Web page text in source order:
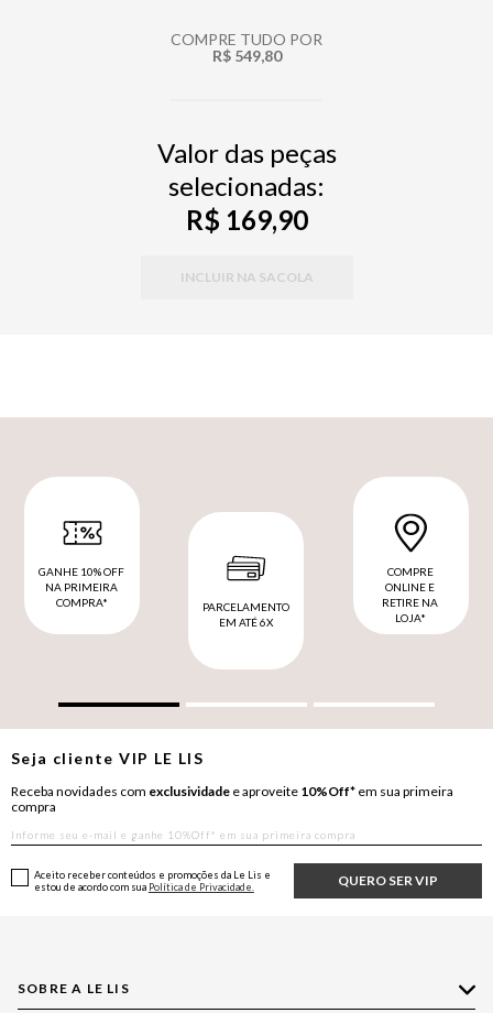
COMPRE TUDO POR
R$ 549,80
Valor das peças
selecionadas:
R$ 169,90
INCLUIR NA SACOLA
GANHE 10% OFF
NA PRIMEIRA
COMPRA*
PARCELAMENTO
EM ATÉ 6X
COMPRE
ONLINE E
RETIRE NA
LOJA*
Seja clienteVIP LE LIS
Receba novidades com exclusividade e aproveite 10%Off* em sua primeira
compra
QUERO SER VIP
Aceito receber conteúdos e promoções da Le Lis e
estou de acordo com sua Política de Privacidade.
SOBRE A LE LIS